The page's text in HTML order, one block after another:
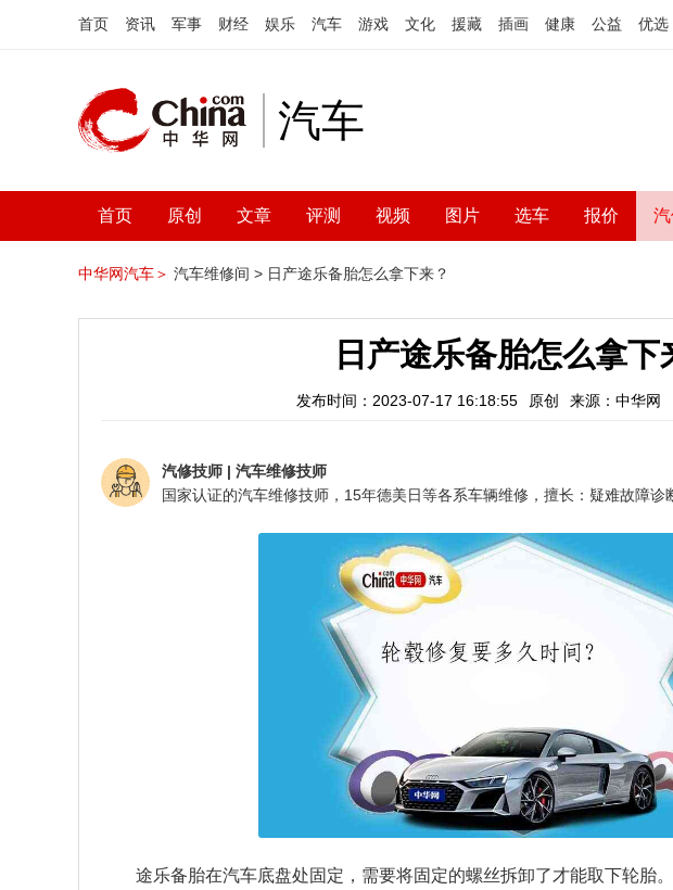
首页 资讯 军事 财经 娱乐 汽车 游戏 文化 援藏 插画 健康 公益 优选
汽车
首页 原创 文章 评测 视频 图片 选车 报价
中华网汽车＞ 汽车维修间 > 日产途乐备胎怎么拿下来？
日产途乐备胎怎么拿下
发布时间：2023-07-17 16:18:55 原创 来源：中华网
汽修技师 | 汽车维修技师
途乐备胎在汽车底盘处固定，需要将固定的螺丝拆卸了才能取下轮胎